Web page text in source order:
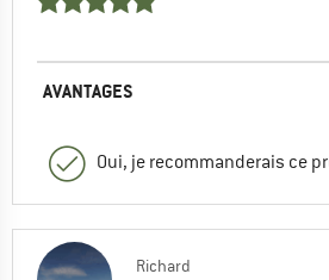
AVANTAGES
Oui, je recommanderais ce
Richard